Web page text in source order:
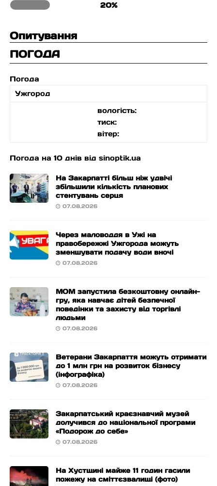
20%
Опитування
ПОГОДА
Погода
Ужгород
вологість:
тиск:
вітер:
Погода на 10 днів від sinoptik.ua
На Закарпатті більш ніж удвічі
збільшили кількість планових
стентувань серця
07.08.2026
Через маловоддя в Ужі на
правобережжі Ужгорода можуть
зменшувати подачу води вночі
07.08.2026
МОМ запустила безкоштовну онлайн-
гру, яка навчає дітей безпечної
поведінки та захисту від торгівлі
людьми
07.08.2026
Ветерани Закарпаття можуть отримати
до 1 млн грн на розвиток бізнесу
(інфографіка)
07.08.2026
Закарпатський краєзнавчий музей
долучився до національної програми
«Подорож до себе»
07.08.2026
На Хустщині майже 11 годин гасили
пожежу на сміттєзвалищі (фото)